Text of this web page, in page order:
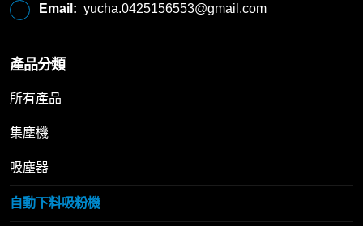
Email: yucha.0425156553@gmail.com
產品分類
所有產品
集塵機
吸塵器
自動下料吸粉機